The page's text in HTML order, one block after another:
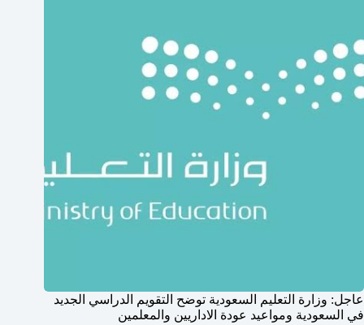
عاجل: وزارة التعليم السعودية توضح التقويم الدراسي الجديد
في السعودية ومواعيد عودة الاداريين والمعلمين